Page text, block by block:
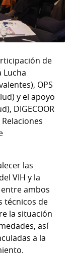
de
Lucha
OPS
y el apoyo
DIGECOOR
las
VIH y la
ambos
técnicos de
la situación
así
a la